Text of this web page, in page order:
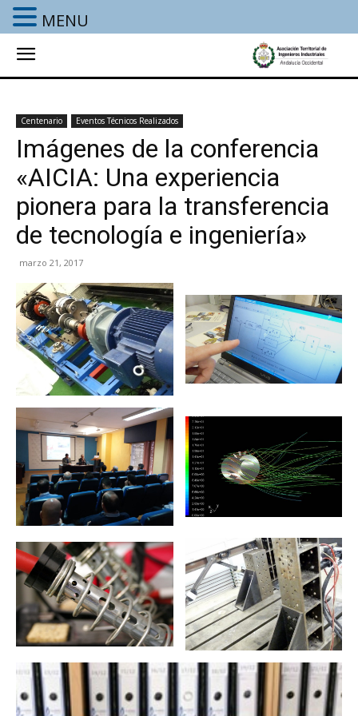
Centenario Eventos Técnicos Realizados
Imágenes de la conferencia
«AICIA: Una experiencia
pionera para la transferencia
de tecnología e ingeniería»
marzo 21, 2017
MENU